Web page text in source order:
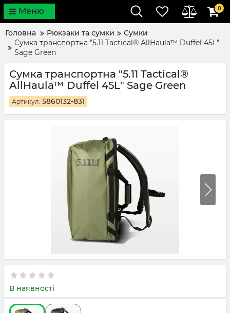
Меню 0
Головна Рюкзаки та сумки
Сумки
Сумка транспортна "5.11 Tactical® AllHaula™ Duffel 45L"
Sage Green
Сумка транспортна "5.11 Tactical®
AllHaula™ Duffel 45L" Sage Green
Артикул: 5860132-831
В наявності